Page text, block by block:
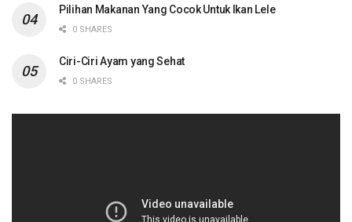
Pilihan Makanan Yang Cocok Untuk Ikan Lele
0 SHARES
Ciri-Ciri Ayam yang Sehat
0 SHARES